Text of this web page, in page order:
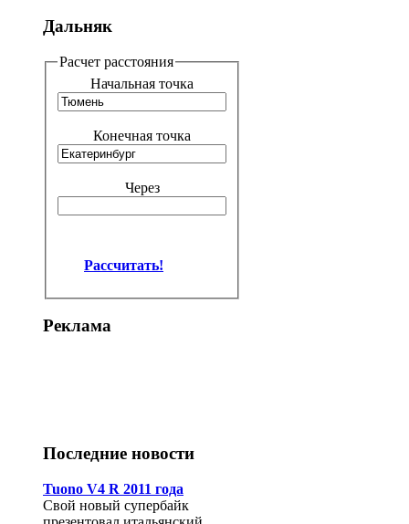
Дальняк
Расчет расстояния
Начальная точка
Конечная точка
Через
Рассчитать!
Реклама
Последние новости
Tuono V4 R 2011 года
Свой новый супербайк